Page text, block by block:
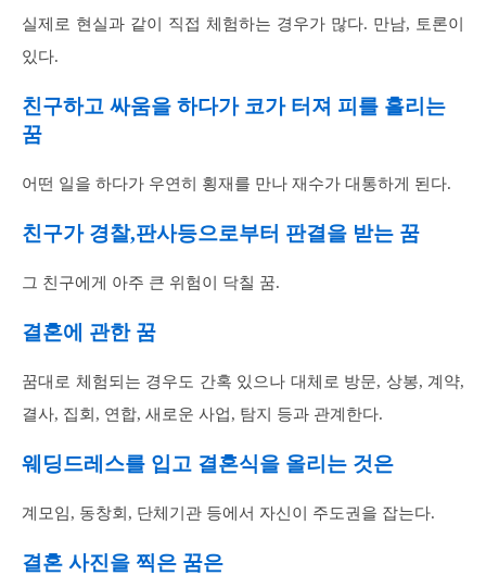
실제로 현실과 같이 직접 체험하는 경우가 많다. 만남, 토론이
있다.
친구하고 싸움을 하다가 코가 터져 피를 흘리는
꿈
어떤 일을 하다가 우연히 횡재를 만나 재수가 대통하게 된다.
친구가 경찰,판사등으로부터 판결을 받는 꿈
그 친구에게 아주 큰 위험이 닥칠 꿈.
결혼에 관한 꿈
꿈대로 체험되는 경우도 간혹 있으나 대체로 방문, 상봉, 계약,
결사, 집회, 연합, 새로운 사업, 탐지 등과 관계한다.
웨딩드레스를 입고 결혼식을 올리는 것은
계모임, 동창회, 단체기관 등에서 자신이 주도권을 잡는다.
결혼 사진을 찍은 꿈은